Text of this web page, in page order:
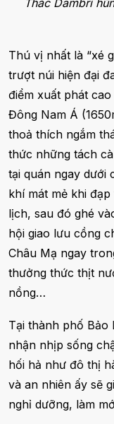
Thú vị nhất là “xé
trượt núi hiện đại
điểm xuất phát
Đông Nam Á
thoả thích ngắm
thức những tách
tại quán ngay dưới
khí mát mẻ khi
lịch, sau đó ghé
hội giao lưu cồng
Châu Mạ ngay
thưởng thức thịt
nồng…
Tại thành phố Bảo
nhận nhịp sống
hối hả như đô thị
và an nhiên ấy sẽ
nghỉ dưỡng, làm